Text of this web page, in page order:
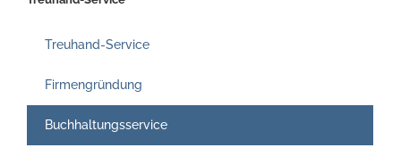
Treuhand-Service
Firmengründung
Buchhaltungsservice